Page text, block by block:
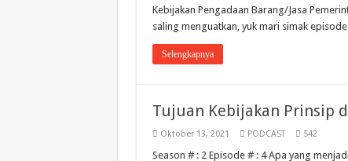
Kebijakan Pengadaan Barang/Jasa
saling menguatkan, yuk mari simak
Selengkapnya
Tujuan Kebijakan Prinsip
Oktober 13, 2021 PODCAST 542
Season # : 2 Episode # : 4 Apa yang